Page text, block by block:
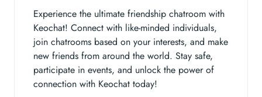
Experience the ultimate friendship chatroom with
Keochat! Connect with like-minded individuals,
join chatrooms based on your interests, and make
new friends from around the world. Stay safe,
participate in events, and unlock the power of
connection with Keochat today!